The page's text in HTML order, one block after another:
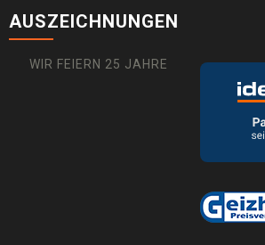
AUSZEICHNUNGEN
WIR FEIERN 25 JAHRE